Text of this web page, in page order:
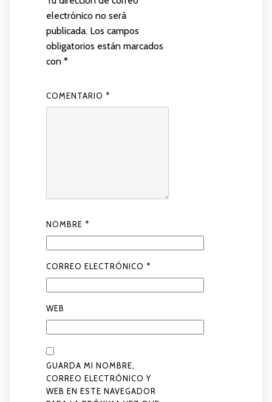
electrónico no será
publicada. Los campos
obligatorios están marcados
con *
COMENTARIO *
NOMBRE *
CORREO ELECTRÓNICO *
WEB
GUARDA MI NOMBRE,
CORREO ELECTRÓNICO Y
WEB EN ESTE NAVEGADOR